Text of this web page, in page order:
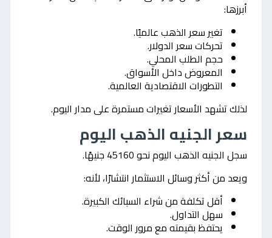
أبرزها:
تغير سعر الذهب عالميًا.
تحركات سعر الدولار.
حجم الطلب المحلي.
المعروض داخل الأسواق.
التطورات الاقتصادية العالمية.
لذلك تشهد الأسعار تغيرات مستمرة على مدار اليوم.
سعر الجنيه الذهب اليوم
سجل الجنيه الذهب اليوم نحو 45160 جنيهًا.
ويعد من أكثر وسائل الاستثمار انتشارًا، لأنه:
أقل تكلفة من شراء السبائك الكبيرة.
سهل التداول.
يحتفظ بقيمته مع مرور الوقت.